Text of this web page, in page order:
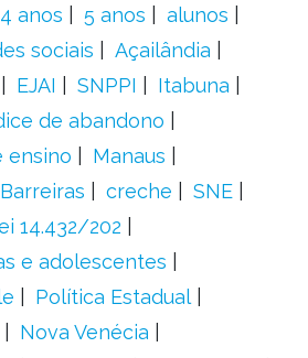
4 anos 5 anos
alunos
sociais
Açailândia
EJAI SNPPI
Itabuna
de abandono
ensino
Manaus
creche
SNE
14.432/202
e adolescentes
Política Estadual
Nova Venécia